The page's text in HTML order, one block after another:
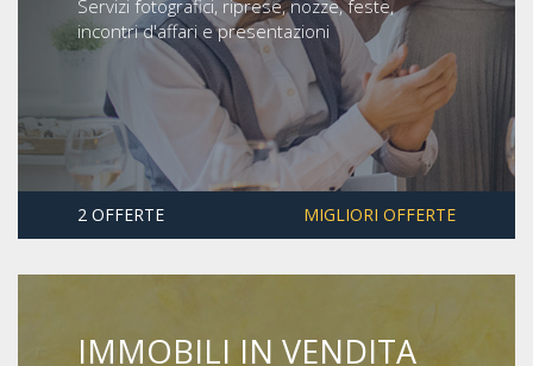
Servizi fotografici, riprese, nozze, feste,
incontri d'affari e presentazioni
2 OFFERTE MIGLIORI OFFERTE
IMMOBILI IN VENDITA